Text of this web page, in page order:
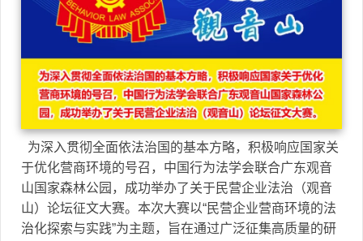
为深入贯彻全面依法治国的基本方略，积极响应国家关
于优化营商环境的号召，中国行为法学会联合广东观音
山国家森林公园，成功举办了关于民营企业法治（观音
山）论坛征文大赛。本次大赛以“民营企业营商环境的法
治化探索与实践”为主题，旨在通过广泛征集高质量的研